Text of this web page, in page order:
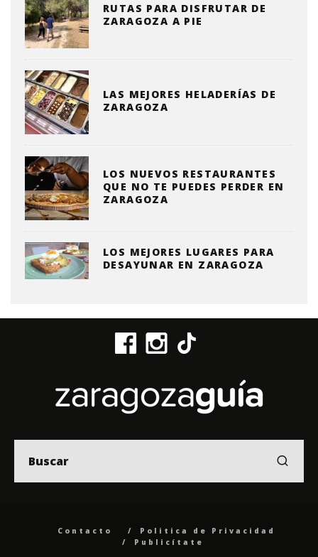
RUTAS PARA DISFRUTAR DE
ZARAGOZA A PIE
LAS MEJORES HELADERÍAS DE
ZARAGOZA
LOS NUEVOS RESTAURANTES
QUE NO TE PUEDES PERDER EN
ZARAGOZA
LOS MEJORES LUGARES PARA
DESAYUNAR EN ZARAGOZA
Contacto
Politica de Privacidad
Publicítate